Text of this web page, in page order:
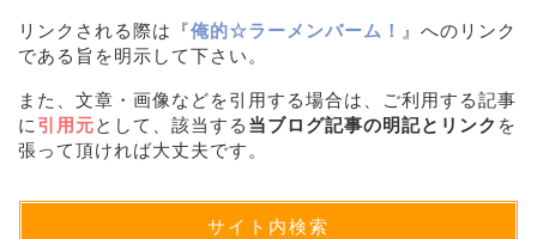
リンクされる際は『俺的☆ラーメンバーム！ 』へのリンク
である旨を明示して下さい。
また、文章・画像などを引用する場合は、ご利用する記事
に 引用元として、該当する 当ブログ記事の明記とリンク を
張って頂ければ大丈夫です。
サイト内検索